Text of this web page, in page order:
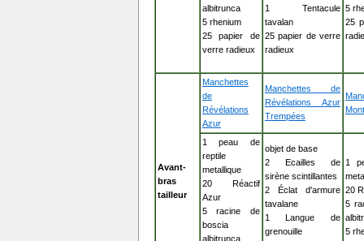
albitrunca
5 rhenium
25 papier de
verre radieux
1 Tentacule
tavalan
25 papier de verre
radieux
5
25
Avant-
bras
tailleur
Manchettes
de
Révélations
Azur
Manchettes de
Révélations Azur
Trempées
1 peau de
reptile
metallique
20 Réactif
Azur
5 racine de
boscia
albitrunca
objet de base
2 Ecailles de
sirène scintillantes
2 Éclat d'armure
tavalane
1 Langue de
grenouille
1
20
5
5